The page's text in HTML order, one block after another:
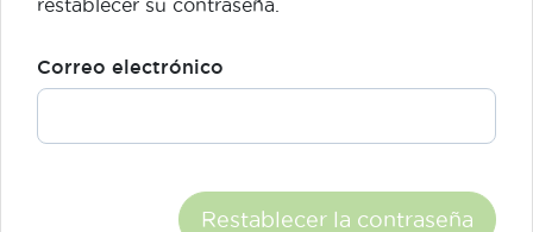
restablecer su contraseña.
Correo electrónico
Restablecer la contraseña